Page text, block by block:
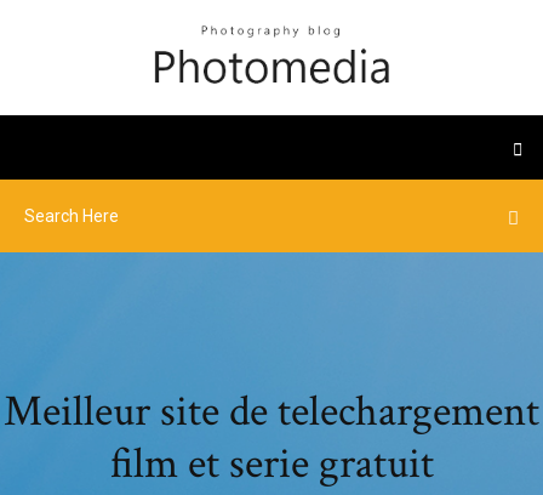
Meilleur site de telechargement
film et serie gratuit